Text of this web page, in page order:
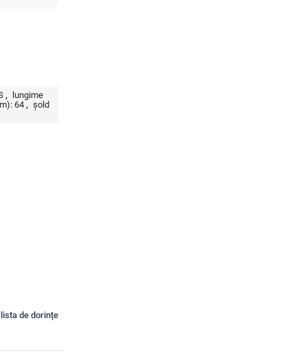
lungime
64
șold
de dorințe